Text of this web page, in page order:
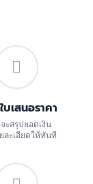
บเสนอราคา
ะสรุปยอดเงิน
ละเอียดให้ทันที